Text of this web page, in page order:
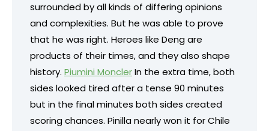
surrounded by all kinds of differing opinions
and complexities. But he was able to prove
that he was right. Heroes like Deng are
products of their times, and they also shape
history. Piumini MonclerIn the extra time, both
sides looked tired after a tense 90 minutes
but in the final minutes both sides created
scoring chances. Pinilla nearly won it for Chile